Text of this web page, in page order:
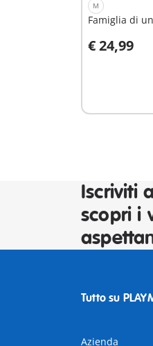
M
Famiglia di
€ 24,99
Aggiungi
Iscriviti
scopri i
Tutto su
Azienda